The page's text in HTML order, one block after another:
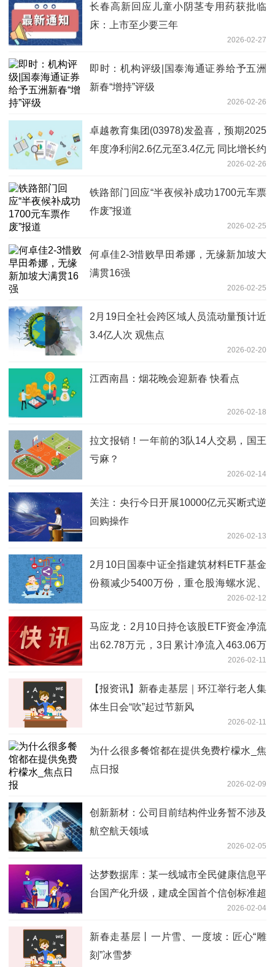
长春高新回应儿童小阴茎专用药获批临
床：上市至少要三年
2026-02-27
即时：机构评级|国泰海通证券给予五洲
新春“增持”评级
2026-02-26
卓越教育集团(03978)发盈喜，预期2025
年度净利润2.6亿元至3.4亿元 同比增长约
2026-02-26
铁路部门回应“半夜候补成功1700元车票
作废”报道
2026-02-25
何卓佳2-3惜败早田希娜，无缘新加坡大
满贯16强
2026-02-25
2月19日全社会跨区域人员流动量预计近
3.4亿人次 观焦点
2026-02-20
江西南昌：烟花晚会迎新春 快看点
2026-02-18
拉文报销！一年前的3队14人交易，国王
亏麻？
2026-02-14
关注：央行今日开展10000亿元买断式逆
回购操作
2026-02-13
2月10日国泰中证全指建筑材料ETF基金
份额减少5400万份，重仓股海螺水泥、
2026-02-12
马应龙：2月10日持仓该股ETF资金净流
出62.78万元，3日累计净流入463.06万
2026-02-11
【报资讯】新春走基层｜环江举行老人集
体生日会“吹”起过节新风
2026-02-11
为什么很多餐馆都在提供免费柠檬水_焦
点日报
2026-02-09
创新新材：公司目前结构件业务暂不涉及
航空航天领域
2026-02-05
达梦数据库：某一线城市全民健康信息平
台国产化升级，建成全国首个信创标准超
2026-02-04
新春走基层丨一片雪、一度坡：匠心“雕
刻”冰雪梦